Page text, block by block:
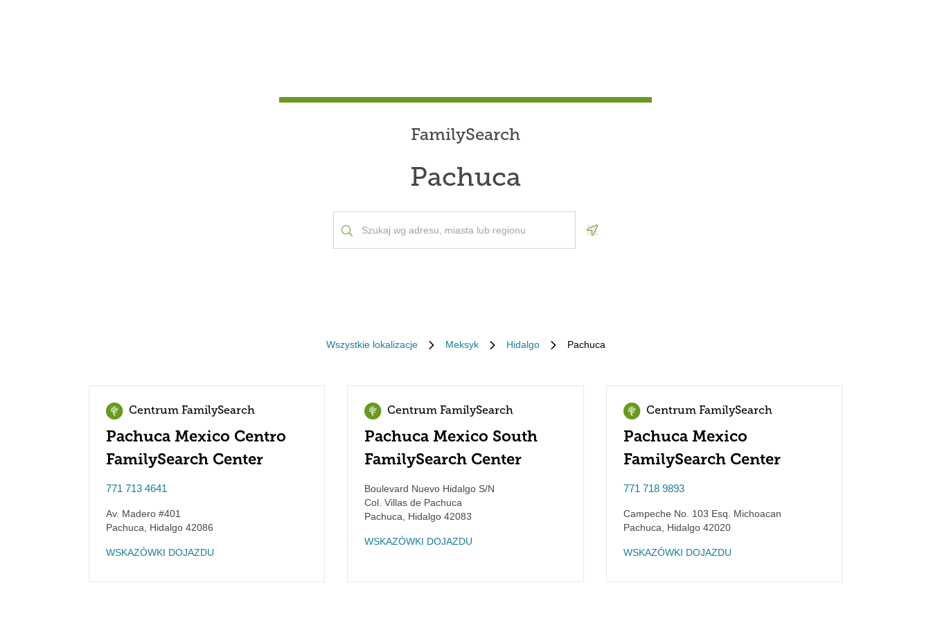
FamilySearch
Pachuca
Wszystkie lokalizacje Meksyk Hidalgo Pachuca
Centrum FamilySearch
Pachuca Mexico Centro
FamilySearch Center
771 713 4641
Av. Madero #401
Pachuca
Hidalgo 42086
WSKAZÓWKI DOJAZDU
Centrum FamilySearch
Pachuca Mexico South
FamilySearch Center
Boulevard Nuevo Hidalgo S/N
Col. Villas de Pachuca
Pachuca
Hidalgo 42083
WSKAZÓWKI DOJAZDU
Centrum FamilySearch
Pachuca Mexico
FamilySearch Center
771 718 9893
Campeche No. 103 Esq. Michoacan
Pachuca
Hidalgo42020
WSKAZÓWKI DOJAZDU